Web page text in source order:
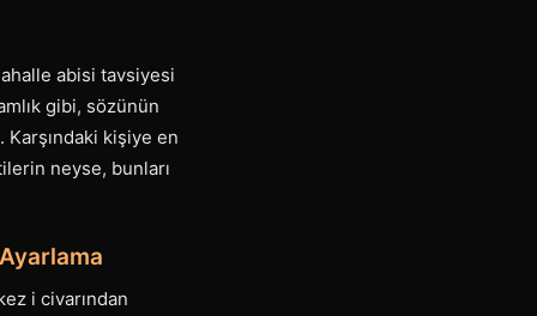
abisi tavsiyesi
gibi, sözünün
kişiye en
neyse, bunları
i civarından